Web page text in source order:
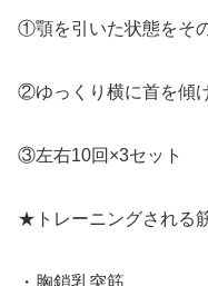
①顎を引いた状態をそ
②ゆっくり横に首を傾
③左右10回×3セット
★トレーニングされる
・胸鎖乳突筋